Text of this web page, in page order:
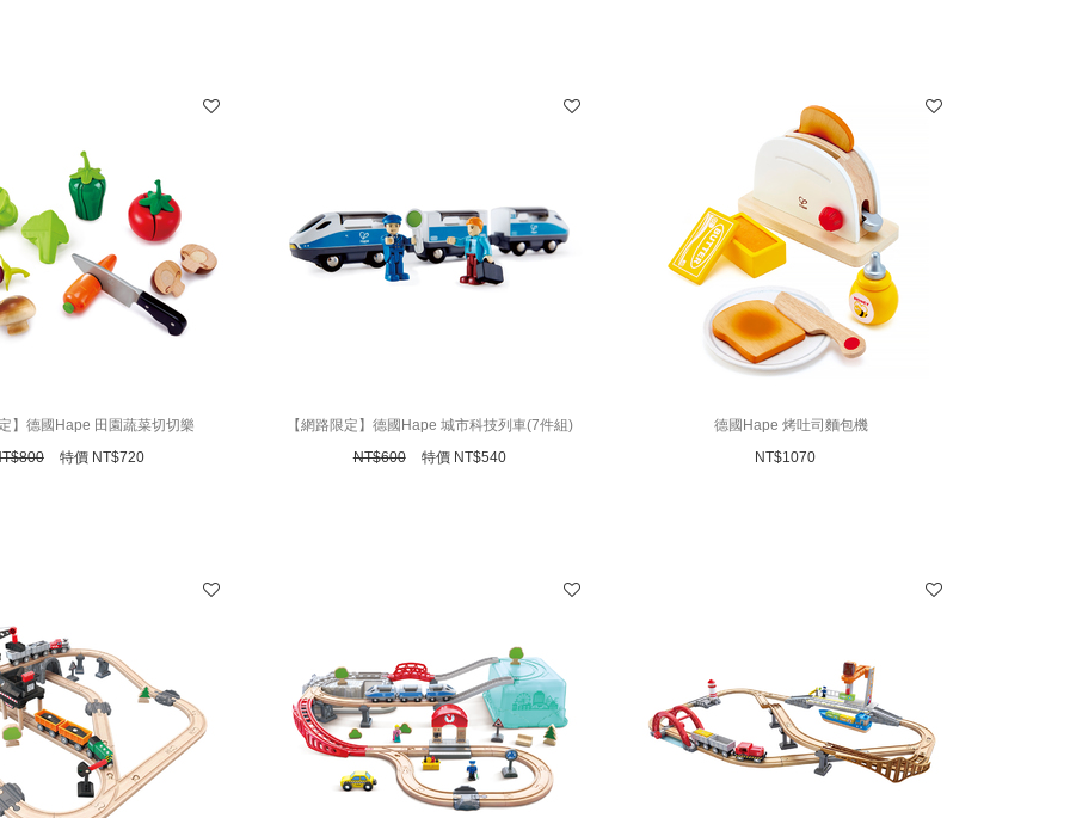
】德國Hape 田園蔬菜切切樂
800 特價NT$720
【網路限定】德國Hape 城市科技列車(7件組)
NT$600 特價NT$540
德國Hape 烤吐司麵包機
NT$1070